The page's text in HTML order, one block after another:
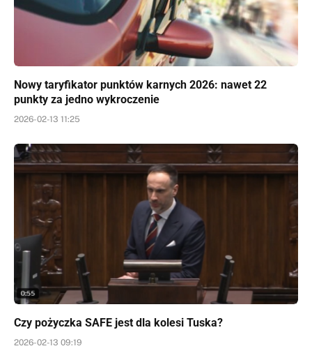
Nowy taryfikator punktów karnych 2026: nawet 22
punkty za jedno wykroczenie
2026-02-13 11:25
Czy pożyczka SAFE jest dla kolesi Tuska?
2026-02-13 09:19